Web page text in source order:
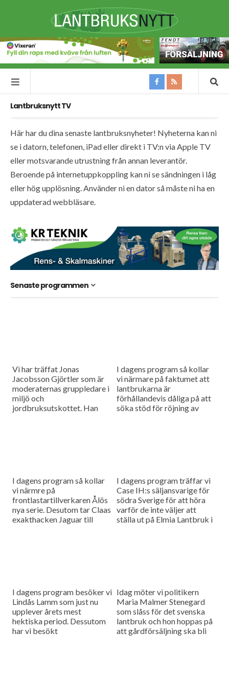
Lantbruksnytt TV
Här har du dina senaste lantbruksnyheter! Nyheterna kan ni
se i datorn, telefonen, iPad eller direkt i TV:n via Apple TV
eller motsvarande utrustning från annan leverantör.
Beroende på internetuppkoppling kan ni se sändningen i låg
eller hög upplösning. Använder ni en dator så måste ni ha en
uppdaterad webbläsare.
Senaste programmen
Vi har träffat Jonas
Jacobsson Gjörtler som är
moderaternas gruppledare i
miljö och
jordbruksutskottet. Han
I dagens program så kollar
vi närmare på faktumet att
lantbrukarna är
förhållandevis dåliga på att
söka stöd för röjning av
I dagens program så kollar
vi närmre på
frontlastartillverkaren Ålös
nya serie. Desutom tar Claas
exakthacken Jaguar till
I dagens program träffar vi
Case IH:s säljansvarige för
södra Sverige för att höra
varför de inte väljer att
ställa ut på Elmia Lantbruk i
I dagens program besöker vi
Lindås Lamm som just nu
upplever årets mest
hektiska period. Dessutom
har vi besökt
Idag möter vi politikern
Maria Malmer Stenegard
som slåss för det svenska
lantbruk och hon hoppas på
att gårdförsäljning ska bli